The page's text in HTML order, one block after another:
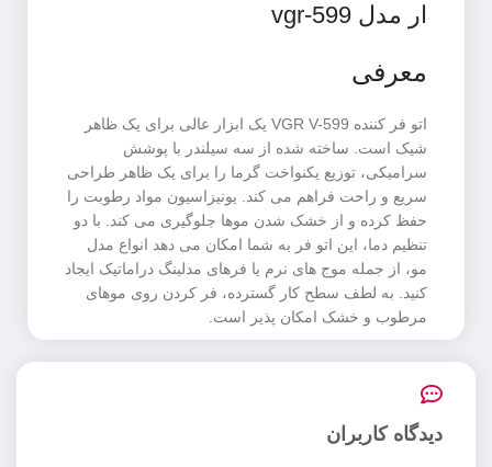
ار مدل vgr-599
معرفی
اتو فر کننده VGR V-599 یک ابزار عالی برای یک ظاهر
شیک است. ساخته شده از سه سیلندر با پوشش
سرامیکی، توزیع یکنواخت گرما را برای یک ظاهر طراحی
سریع و راحت فراهم می کند. یونیزاسیون مواد رطوبت را
حفظ کرده و از خشک شدن موها جلوگیری می کند. با دو
تنظیم دما، این اتو فر به شما امکان می دهد انواع مدل
مو، از جمله موج های نرم یا فرهای مدلینگ دراماتیک ایجاد
کنید. به لطف سطح کار گسترده، فر کردن روی موهای
مرطوب و خشک امکان پذیر است.
دیدگاه کاربران